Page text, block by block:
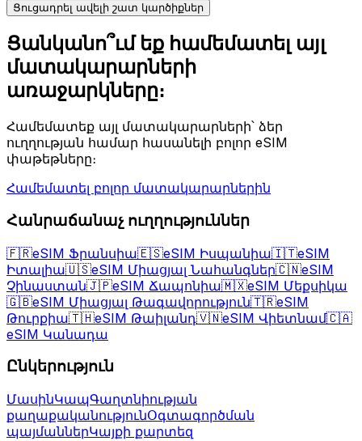
Ցուցադրել ավելի շատ կարծիքներ
Ցանկանո՞ւմ եք համեմատել այլ
մատակարարների
առաջարկները։
Համեմատեք այլ մատակարարների՝ ձեր
ուղղության համար հասանելի բոլոր eSIM
փաթեթները։
Համեմատել բոլոր մատակարարներին
Հանրաճանաչ ուղղություններ
🇫🇷eSIM Ֆրանսիա🇪🇸eSIM Իսպանիա🇮🇹eSIM
Իտալիա🇺🇸eSIM Միացյալ Նահանգներ🇨🇳eSIM
Չինաստան🇯🇵eSIM Ճապոնիա🇲🇽eSIM Մեքսիկա
🇬🇧eSIM Միացյալ Թագավորություն🇹🇷eSIM
Թուրքիա🇹🇭eSIM Թաիլանդ🇻🇳eSIM Վիետնամ🇨🇦
eSIM Կանադա
Ընկերություն
ՄասինԿապԳաղտնիության
քաղաքականությունՕգտագործման
պայմաններԿայքի քարտեզ